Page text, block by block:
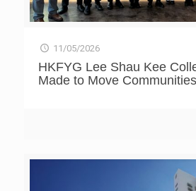
病」，蘇伯民指出，文物會受自然環
起甲、空鼓、酥堿、顏料脫落、微生
流程。 流程中的重要一步，要先有一
測方法，應用具顯微成像、光譜分析的
顏料的成份。由於壁畫地仗層中有大量
就會發生潮解，隨水汽的產生運移，
溫度、濕度等變化，保障莫高窟文物
古時代先民為了生存繁衍，以身試藥，
中醫製定「以人為尊」的基礎。二千年
11/05/2026
HKFYG Lee Shau Kee
Made to Move